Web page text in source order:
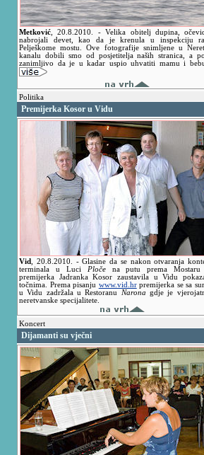
Metković ,20.8.2010. - Velika obitelj dupina,
nabrojali devet, kao da je krenula u inspekciju
Pelješkome mostu. Ove fotografije snimljene u
kanalu dobili smo od posjetitelja naših stranica, a
zanimljivo da je u kadar uspio uhvatiti mamu i
Politika
Premijerka Kosor u Vidu
Vid 20.8.2010. - Glasine da se nakon otvaranja
terminala u Luci
Pločena putu prema Mostaru
premijerka Jadranka Kosor zaustavila u Vidu
točnima. Prema pisanju www.vid.hrpremijerka se sa
u Vidu zadržala u Restoranu
Narona gdje je
neretvanske specijalitete.
Koncert
Dijamanti su vječni